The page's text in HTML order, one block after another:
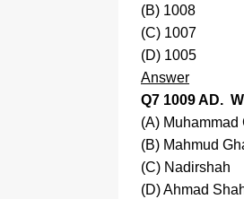
(B) 1008
(C) 1007
(D) 1005
Answer
Q7 1009 AD.
(A) Muhammad
(B) Mahmud
(C) Nadirshah
(D) Ahmad